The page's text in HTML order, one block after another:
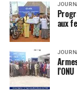
aux
l’ONU